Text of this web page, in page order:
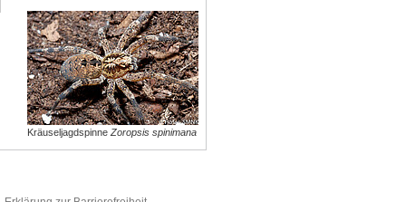
KräuseljagdspinneZoropsis spinimana